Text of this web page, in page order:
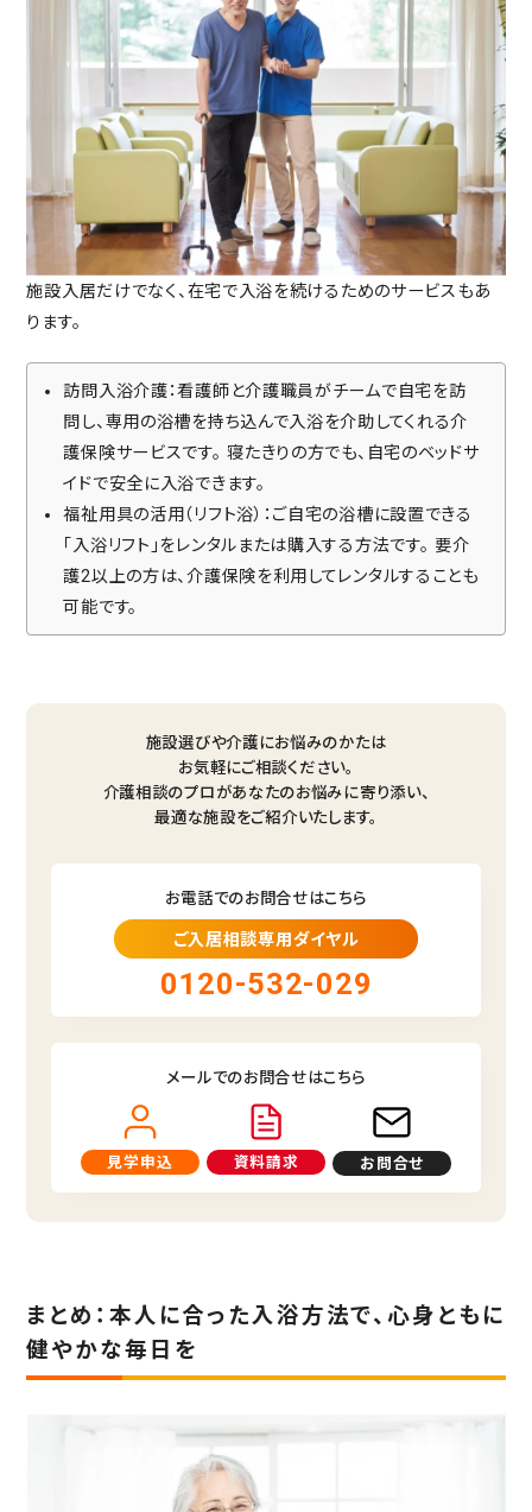
施設入居だけでなく、在宅で入浴を続けるためのサービスもあ
ります。
訪問入浴介護：看護師と介護職員がチームで自宅を訪
問し、専用の浴槽を持ち込んで入浴を介助してくれる介
護保険サービスです。 寝たきりの方でも、自宅のベッドサ
イドで安全に入浴できます。
福祉用具の活用（リフト浴）：ご自宅の浴槽に設置できる
「入浴リフト」をレンタルまたは購入する方法です。 要介
護2以上の方は、介護保険を利用してレンタルすることも
可能です。
施設選びや介護にお悩みのかたは
お気軽にご相談ください。
介護相談のプロがあなたのお悩みに寄り添い、
最適な施設をご紹介いたします。
お電話でのお問合せはこちら
ご入居相談専用ダイヤル
0120-532-029
メールでのお問合せはこちら
見学申込 資料請求 お問合せ
まとめ：本人に合った入浴方法で、心身ともに
健やかな毎日を